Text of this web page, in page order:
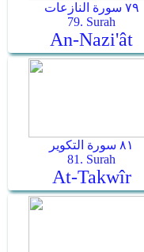
٧٩ سورة النازعات
79. Surah
An-Nazi'ât
٨١ سورة التكوير
81. Surah
At-Takwîr